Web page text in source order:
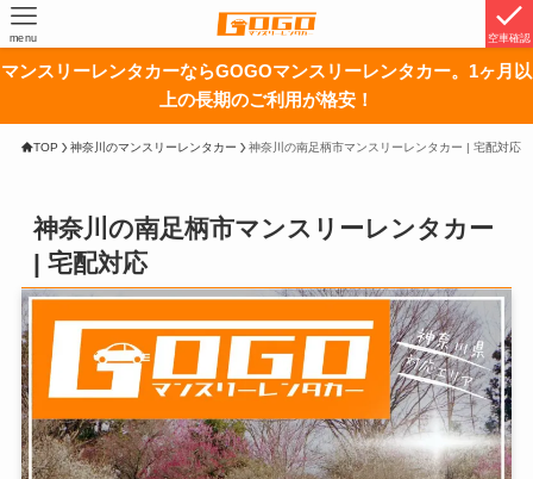
空車確認
menu
マンスリーレンタカーならGOGOマンスリーレンタカー。1ヶ月以
上の長期のご利用が格安！
TOP 神奈川のマンスリーレンタカー 神奈川の南足柄市マンスリーレンタカー | 宅配対応
神奈川の南足柄市マンスリーレンタカー
| 宅配対応